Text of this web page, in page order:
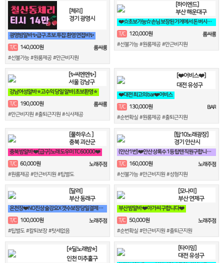
[체리]
경기 광명시
광명밤알바 ✨급구.초보.투잡.환영 면접비✨
T/C
140,000원
룸싸롱
#선불가능 #원룸제공 #만근비지원
[하이엔드]
부산 해운대구
❤️☆초보가능☆ 손님 보장된 가게에서 돈 버시는데만 집중하세요!!❤️
T/C
120,000원
룸싸롱
#선불가능 #원룸제공 #만근비지원
[✨씨엔엔✨]
서울 강남구
강남여성알바 ⭐고수익 당일 알바 | 초보환영 ⭐
T/C
190,000원
룸싸롱
#만근비지원 #출퇴근지원 #식사제공
[❤️어비스❤️]
대전 유성구
❤️대전 최고의 bar❤️어비스
T/C 130,000원
BAR
#순번확실 #원룸제공 #출퇴근지원
[풀하우스 ]
충북 괴산군
충북 밤알바 ❤️[급구] 노래 도우미 TC 60000❤️
T/C 60,000원
노래주점
#원룸제공 #만근비지원 #팁별도
[탑10노래광장]
경기 안산시
(안산1번)❤️안산 상록수 1등 탑텐 직원구합니다❤️
T/C 160,000원
노래주점
#선불가능 #만근비지원 #성형지원
[달려]
부산 동래구
온천장❤️NO진상 술강요X 갯수보장 당일결제 공주님모집❤️
T/C
100,000원
노래주점
#팁별도 #칼퇴보장 #텃세없음
[모나미]
부산 연제구
부산 밤알바 ❤️아가씨 구합니다❤️
T/C 50,000원
노래주점
#순번확실 #만근비지원 #출퇴근지원
[⭐딜노래밤⭐]
인천 미추홀구
[타이밍]
대전 유성구